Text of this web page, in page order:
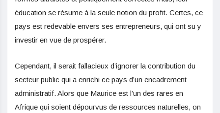
éducation se résume à la seule notion du profit. Certes, ce
pays est redevable envers ses entrepreneurs, qui ont su y
investir en vue de prospérer.
Cependant, il serait fallacieux d’ignorer la contribution du
secteur public qui a enrichi ce pays d’un encadrement
administratif. Alors que Maurice est l’un des rares en
Afrique qui soient dépourvus de ressources naturelles, on